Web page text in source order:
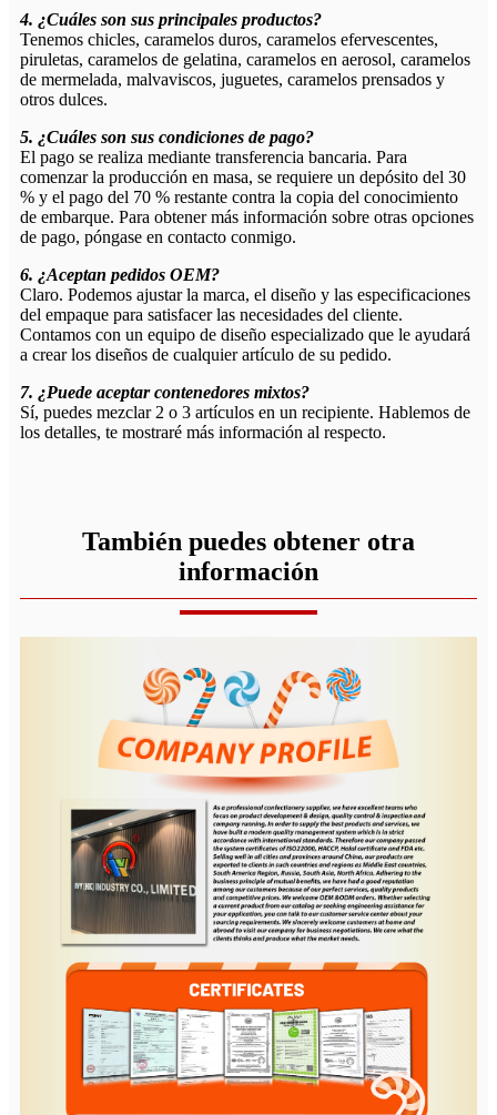
4. ¿Cuáles son sus principales productos?
Tenemos chicles, caramelos duros, caramelos efervescentes,
piruletas, caramelos de gelatina, caramelos en aerosol, caramelos
de mermelada, malvaviscos, juguetes, caramelos prensados ​​y
otros dulces.
5. ¿Cuáles son sus condiciones de pago?
El pago se realiza mediante transferencia bancaria. Para
comenzar la producción en masa, se requiere un depósito del 30
% y el pago del 70 % restante contra la copia del conocimiento
de embarque. Para obtener más información sobre otras opciones
de pago, póngase en contacto conmigo.
6. ¿Aceptan pedidos OEM?
Claro. Podemos ajustar la marca, el diseño y las especificaciones
del empaque para satisfacer las necesidades del cliente.
Contamos con un equipo de diseño especializado que le ayudará
a crear los diseños de cualquier artículo de su pedido.
7. ¿Puede aceptar contenedores mixtos?
Sí, puedes mezclar 2 o 3 artículos en un recipiente. Hablemos de
los detalles, te mostraré más información al respecto.
También puedes obtener otra
información